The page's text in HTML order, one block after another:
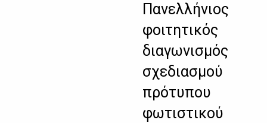
Πανελλήνιος
φοιτητικός
διαγωνισμός
σχεδιασμού
πρότυπου
φωτιστικού